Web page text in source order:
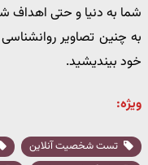
شما به دنیا و حتی اهداف
به چنین تصاویر
خود بیندیشید.
ویژه:
تست شخصیت آنلاین